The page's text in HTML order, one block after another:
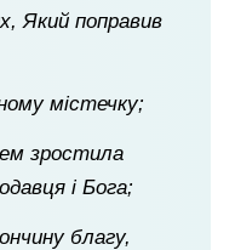
Який поправив
містечку;
зростила
і Бога;
благу,